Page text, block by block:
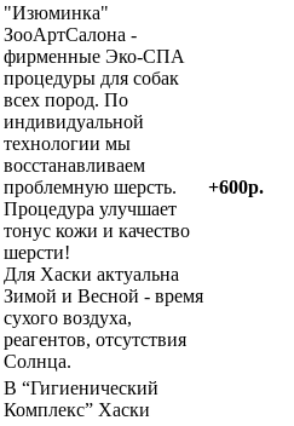
"Изюминка"
ЗооАртСалона -
фирменные Эко-СПА
процедуры для собак
всех пород. По
индивидуальной
технологии мы
восстанавливаем
проблемную шерсть.
Процедура улучшает
тонус кожи и качество
шерсти!
Для Хаски актуальна
Зимой и Весной - время
сухого воздуха,
реагентов, отсутствия
Солнца.
+600р.
В “Гигиенический
Комплекс” Хаски